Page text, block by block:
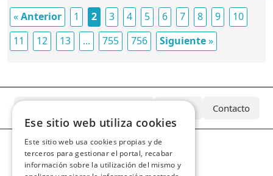
«Anterior 1 2 3 4 5 6 7 8 9
10
11
12 13 ... 755 756 Siguiente»
Equipo Contacto
Ese sitio web utiliza cookies
Este sitio web usa cookies propias y de
terceros para gestionar el portal, recabar
información sobre la utilización del mismo y